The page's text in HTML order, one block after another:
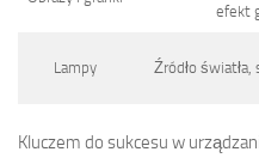
efekt
Lampy Źródło
Kluczem do sukcesu w